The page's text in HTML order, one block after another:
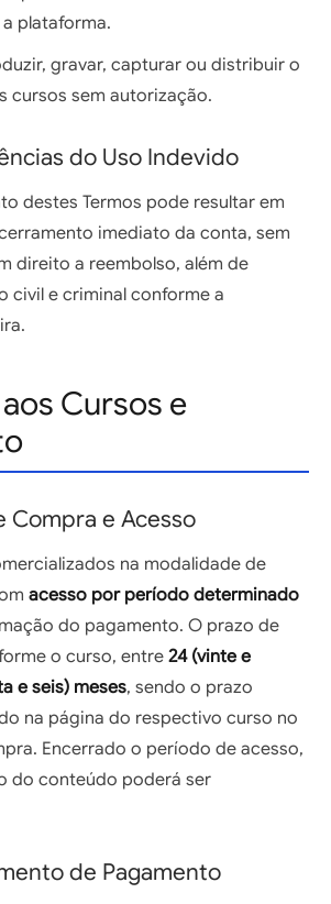
plataforma.
gravar, capturar ou distribuir o
cursos sem autorização.
do Uso Indevido
destes Termos pode resultar em
imediato da conta, sem
direito a reembolso, além de
civil e criminal conforme a
Cursos e
Compra e Acesso
na modalidade de
acesso por período determinado
do pagamento. O prazo de
o curso, entre 24 (vinte e
e seis) meses, sendo o prazo
na página do respectivo curso no
Encerrado o período de acesso,
do conteúdo poderá ser
de Pagamento